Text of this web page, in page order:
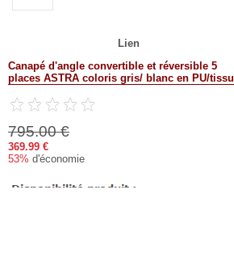
Lien
Canapé d'angle convertible et réversible 5
places ASTRA coloris gris/ blanc en PU/tissu
795.00 €
369.99 €
53% d'économie